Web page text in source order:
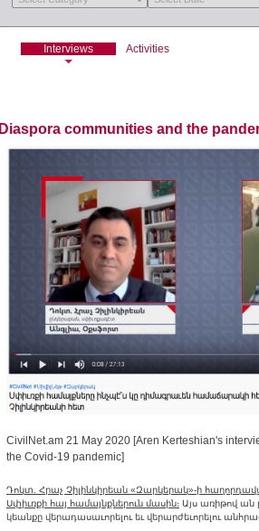
Interviews Activities
Diaspora communities and the
CivilNet.am 21 May 2020 [Aren Kerteshian's
the Covid-19 pandemic]
Դոկտ. Հրաչ Չիլինկիրեան «Զարկերակ»-ի
Սփիւռքի հայ համայնքներուն մասին։ Այս առիթով ան
կեանքը վերադասաւորելու եւ վերարժեւորելու